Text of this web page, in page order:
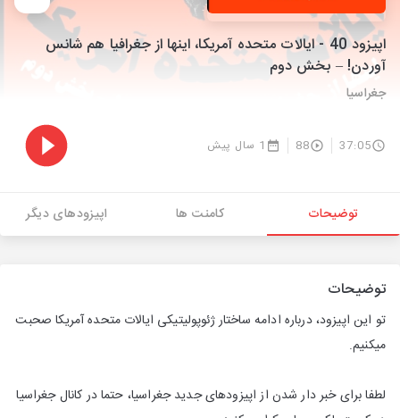
اپیزود 40 - ایالات متحده آمریکا، اینها از جغرافیا هم شانس
آوردن! – بخش دوم
جغراسیا
37:05
88 1 سال پیش
توضیحات کامنت ها اپیزودهای دیگر
توضیحات
تو این اپیزود، درباره ادامه ساختار ژئوپولیتیکی ایالات متحده آمریکا صحبت
میکنیم.
لطفا برای خبر دار شدن از اپیزودهای جدید جغراسیا، حتما در کانال جغراسیا